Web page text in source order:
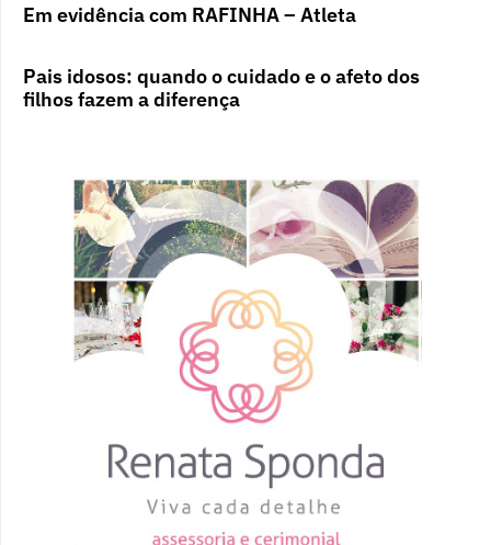
Em evidência com RAFINHA – Atleta
Pais idosos: quando o cuidado e o afeto dos
filhos fazem a diferença